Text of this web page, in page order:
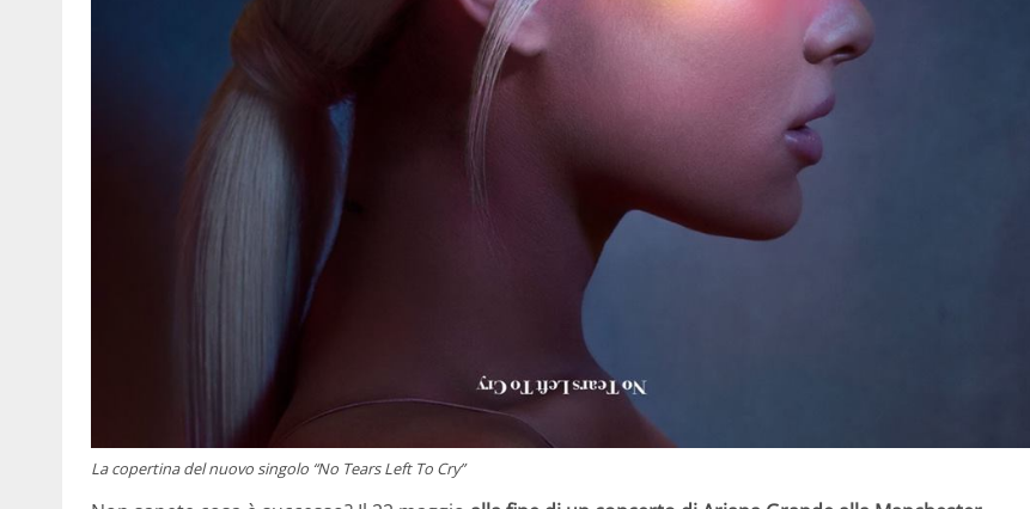
La copertina del nuovo singolo “No Tears Left To Cry”